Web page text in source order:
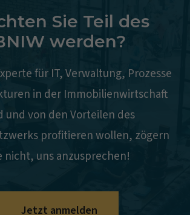
Tätigkeiten zu einem für
und optimalen Ergebnis
Sie Teil des
werden?
für IT, Verwaltung, Prozesse
in der Immobilienwirtschaft
und von den Vorteilen des
profitieren wollen, zögern
nicht, uns anzusprechen!
Jetzt anmelden